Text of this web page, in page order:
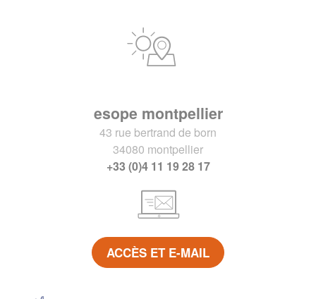
esope montpellier
43 rue bertrand de born
34080 montpellier
+33 (0)4 11 19 28 17
ACCÈS ET E-MAIL